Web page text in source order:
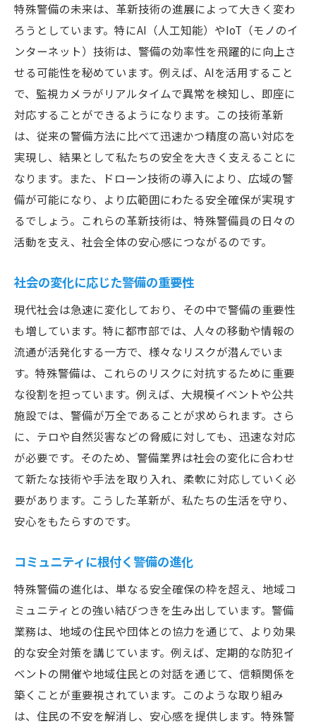
地域の信頼を築く警備活動
未来に向けた警備の可能性
特殊警備が描く地域の未来像
警備員たちの献身的努力が生み出す安全な生活
日々の業務で培われるプロ意識
献身的な警備活動の実態
警備員の努力が守る私たちの日常
安全を支えるための警備員の取り組み
警備員たちの努力とその価値
安全を守るための連携と協力
警備業界における技術革新の重要性
持続可能な警備体制の構築
業界の進化を支える挑戦と努力
未来を見据えた警備業界の展望
警備業界における人材育成の重要性
変わりゆく社会に対応する警備の進化
安心を支える警備の新しい形とその可能性
未来の警備サービスとは
次世代警備の可能性と期待
革新技術がもたらす新たな警備形態
特殊警備の新たな取り組みと展望
地域と連携する新しい警備の形
特殊警備の未来は、革新技術の進展によって大きく変わ
ろうとしています。特にAI（人工知能）やIoT（モノのイ
ンターネット）技術は、警備の効率性を飛躍的に向上さ
せる可能性を秘めています。例えば、AIを活用すること
で、監視カメラがリアルタイムで異常を検知し、即座に
対応することができるようになります。この技術革新
は、従来の警備方法に比べて迅速かつ精度の高い対応を
実現し、結果として私たちの安全を大きく支えることに
なります。また、ドローン技術の導入により、広域の警
備が可能になり、より広範囲にわたる安全確保が実現す
るでしょう。これらの革新技術は、特殊警備員の日々の
活動を支え、社会全体の安心感につながるのです。
社会の変化に応じた警備の重要性
現代社会は急速に変化しており、その中で警備の重要性
も増しています。特に都市部では、人々の移動や情報の
流通が活発化する一方で、様々なリスクが潜んでいま
す。特殊警備は、これらのリスクに対抗するために重要
な役割を担っています。例えば、大規模イベントや公共
施設では、警備が万全であることが求められます。さら
に、テロや自然災害などの脅威に対しても、迅速な対応
が必要です。そのため、警備業界は社会の変化に合わせ
て新たな技術や手法を取り入れ、柔軟に対応していく必
要があります。こうした革新が、私たちの生活を守り、
安心をもたらすのです。
コミュニティに根付く警備の進化
特殊警備の進化は、単なる安全確保の枠を超え、地域コ
ミュニティとの強い結びつきを生み出しています。警備
業務は、地域の住民や団体との協力を通じて、より効果
的な安全対策を講じています。例えば、定期的な防犯イ
ベントの開催や地域住民との対話を通じて、信頼関係を
築くことが重要視されています。このような取り組み
は、住民の不安を解消し、安心感を提供します。特殊警